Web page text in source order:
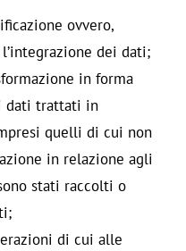
ovvero,
dei dati;
in forma
dati trattati in
quelli di cui non
in relazione agli
stati raccolti o
di cui alle